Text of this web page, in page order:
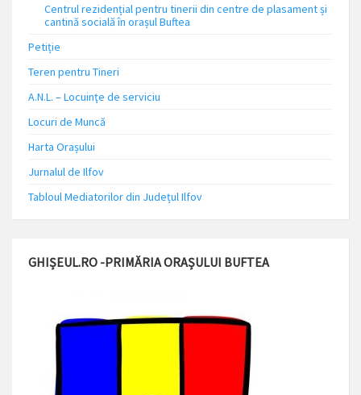
Centrul rezidențial pentru tinerii din centre de plasament și
cantină socială în orașul Buftea
Petiție
Teren pentru Tineri
A.N.L. – Locuinţe de serviciu
Locuri de Muncă
Harta Orașului
Jurnalul de Ilfov
Tabloul Mediatorilor din Județul Ilfov
GHIȘEUL.RO -PRIMĂRIA ORAȘULUI BUFTEA